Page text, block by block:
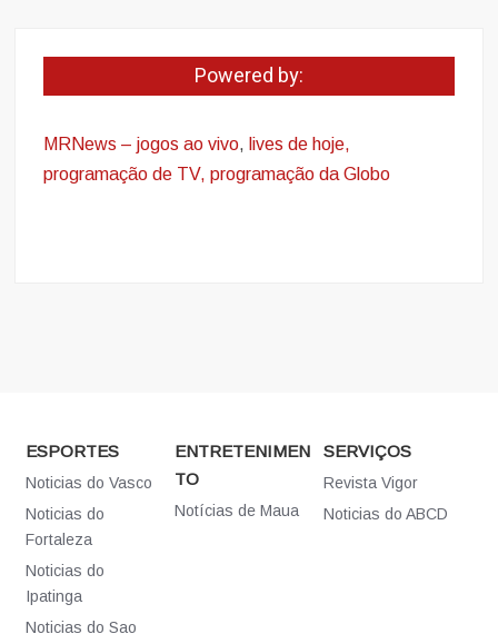
Powered by:
MRNews – jogos ao vivo, lives de hoje,
programação de TV, programação da Globo
ESPORTES
Noticias do Vasco
Noticias do
Fortaleza
Noticias do
Ipatinga
Noticias do Sao
ENTRETENIMEN
TO
Notícias de Maua
SERVIÇOS
Revista Vigor
Noticias do ABCD